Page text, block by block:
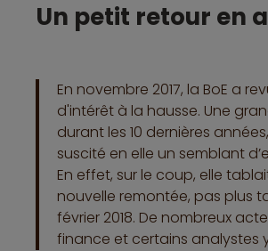
Un petit retour en
En novembre 2017, la BoE a
d'intérêt à la hausse. Une
durant les 10 dernières
suscité en elle un semblant
En effet, sur le coup, elle
nouvelle remontée, pas plus
février 2018. De nombreux
finance et certains analystes